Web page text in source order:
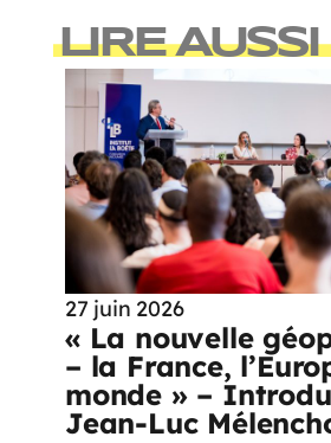
LIRE AUSSI
27 juin 2026
« La nouvelle
– la France,
monde » –
Jean-Luc